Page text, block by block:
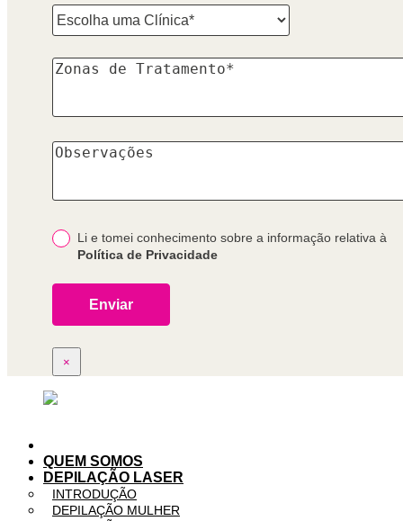
Li e tomei conhecimento sobre a informação relativa à
Política de Privacidade
×
QUEM SOMOS
DEPILAÇÃO LASER
INTRODUÇÃO
DEPILAÇÃO MULHER